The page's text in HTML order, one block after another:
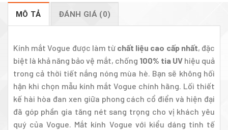
MÔ TẢ ĐÁNH GIÁ (0)
Kính mắt Vogue được làm từchất liệu cao cấp nhất, đặc
biệt là khả năng bảo vệ mắt, chống 100% tia UVhiệu quả
trong cả thời tiết nắng nóng mùa hè. Bạn sẽ không hối
hận khi chọn mẫu kính mắt Vogue chính hãng. Lối thiết
kế hài hòa đan xen giữa phong cách cổ điển và hiện đại
đã góp phần gia tăng nét sang trọng cho vị khách yêu
quý của Vogue. Mắt kính Vogue với kiểu dáng tinh tế